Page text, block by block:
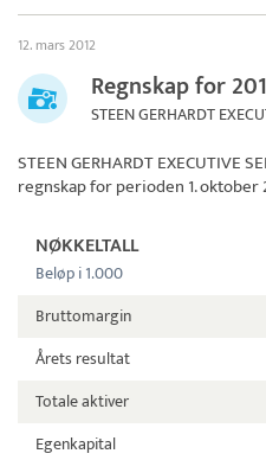
12. mars 2012
Regnskap for
STEEN GERHARDT
STEEN GERHARDT EXECUTIVE
regnskap for perioden 1. oktober
NØKKELTALL
Beløp i 1.000
Bruttomargin
Årets resultat
Totale aktiver
Egenkapital